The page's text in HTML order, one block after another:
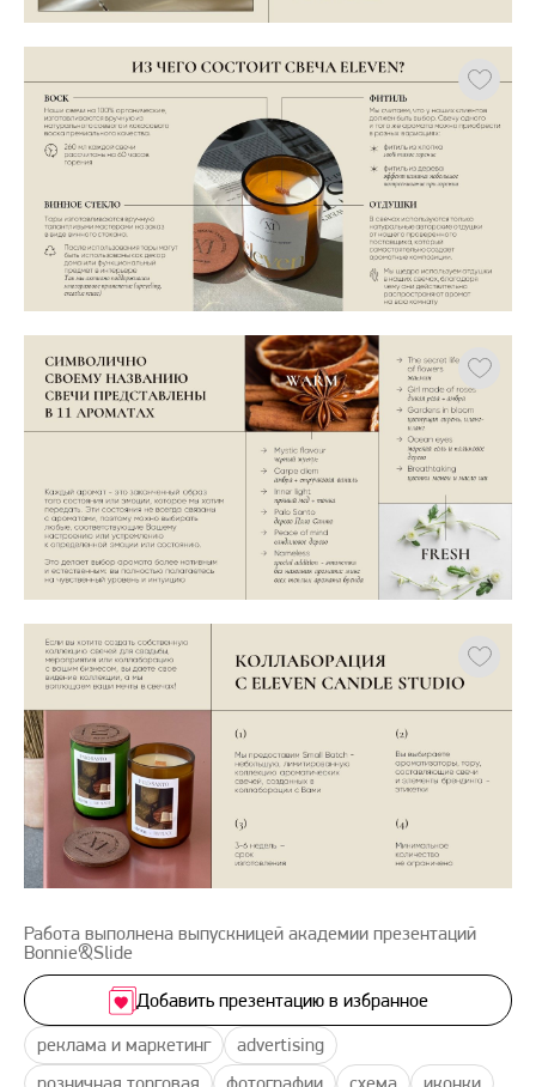
Работа выполнена выпускницей академии презентаций
Bonnie&Slide
реклама и маркетинг
advertising
Добавить презентацию в избранное